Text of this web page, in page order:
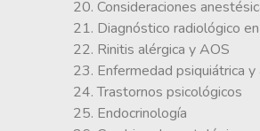
20. Consideraciones
21. Diagnóstico radiológico
22. Rinitis alérgica y AOS
23. Enfermedad psiquiátrica
24. Trastornos psicológicos
25. Endocrinología